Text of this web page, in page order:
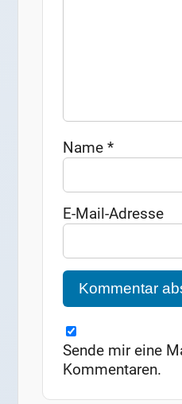
Name*
E-Mail-Adresse
Sende mir eine
Kommentaren.